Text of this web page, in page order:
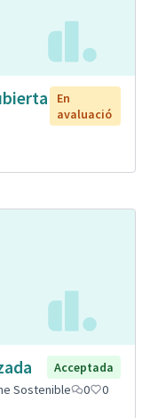
En
avaluació
Acceptada
Sostenible 0 0